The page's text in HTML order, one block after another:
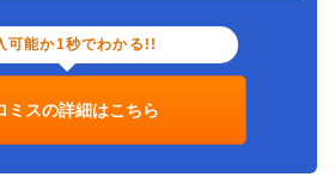
可能か1秒でわかる!!
ミスの詳細はこちら